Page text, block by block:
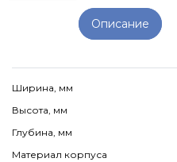
Описание
Ширина, мм
Высота, мм
Глубина, мм
Материал корпуса